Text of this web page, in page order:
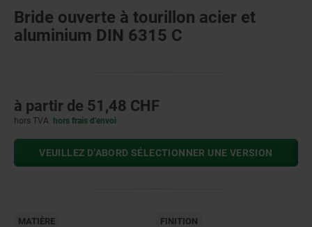
Bride ouverte à tourillon acier et
aluminium DIN 6315 C
à partir de 51,48 CHF
hors TVA hors frais d’envoi
VEUILLEZ D’ABORD SÉLECTIONNER UNE VERSION
MATIÈRE FINITION